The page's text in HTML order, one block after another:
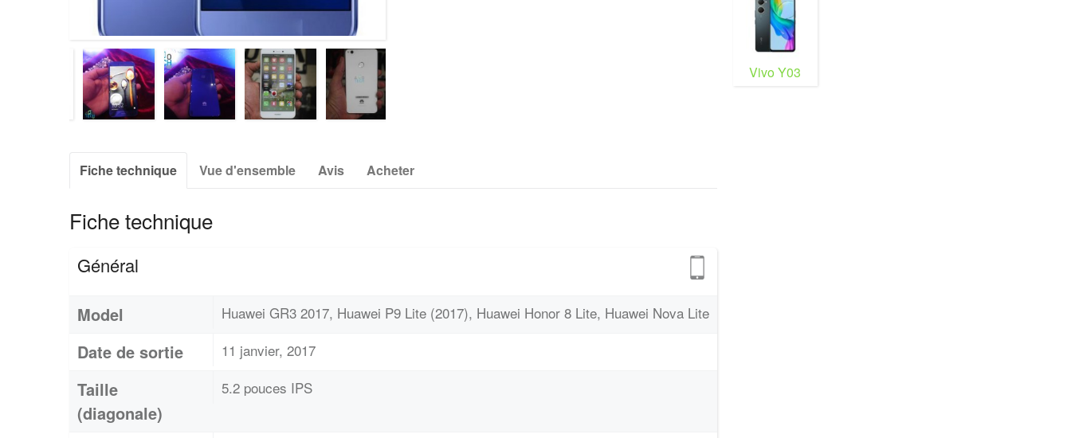
Fiche technique Vue d'ensemble Avis Acheter
Fiche technique
Général
Model Huawei GR3 2017, Huawei P9 Lite (2017), Huawei Honor 8 Lite, Huawei Nova Lite
Date de sortie 11 janvier, 2017
Taille
(diagonale)
5.2 pouces IPS
Vivo Y03